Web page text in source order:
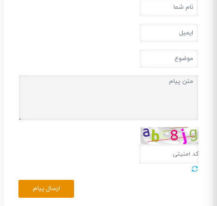
ارسال پیام